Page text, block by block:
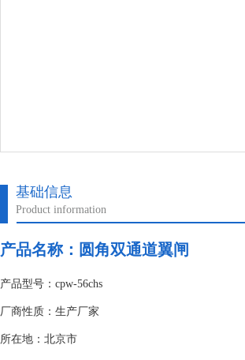
基础信息
Product information
产品名称： 圆角双通道翼闸
产品型号：cpw-56chs
厂商性质：生产厂家
所在地：北京市